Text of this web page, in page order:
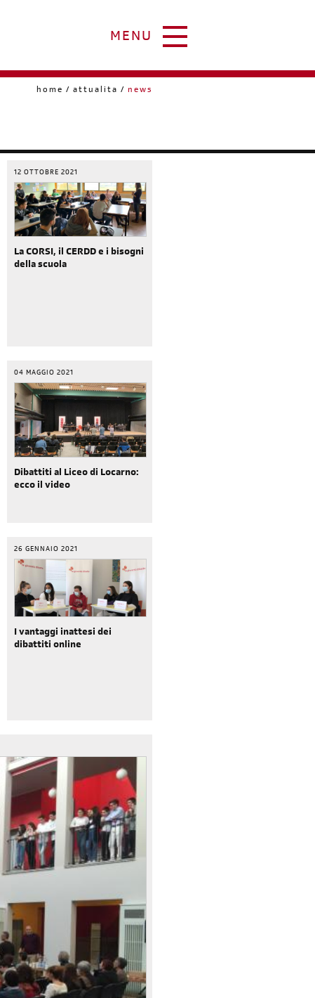
MENU
home attualita news
12 OTTOBRE 2021
La CORSI, il CERDD e i bisogni
della scuola
04 MAGGIO 2021
Dibattiti al Liceo di Locarno:
ecco il video
26 GENNAIO 2021
I vantaggi inattesi dei
dibattiti online